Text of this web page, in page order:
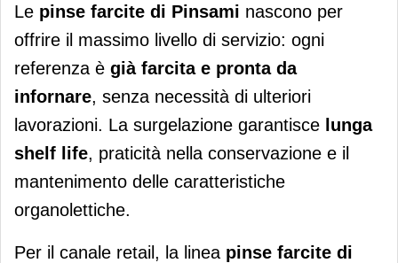
Le pinse farcite di Pinsami nascono per
offrire il massimo livello di servizio: ogni
referenza è già farcita e pronta da
infornare, senza necessità di ulteriori
lavorazioni. La surgelazione garantisce lunga
shelf life, praticità nella conservazione e il
mantenimento delle caratteristiche
organolettiche.
Per il canale retail, la linea pinse farcite di